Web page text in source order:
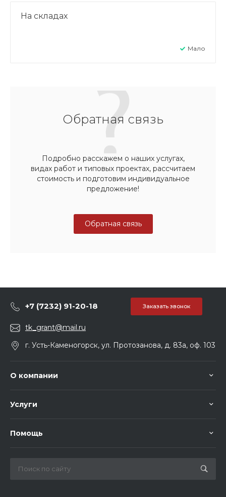
На складах
Мало
Обратная связь
Подробно расскажем о наших услугах,
видах работ и типовых проектах, рассчитаем
стоимость и подготовим индивидуальное
предложение!
Обратная связь
+7 (7232) 91-20-18 Заказать звонок
tk_grant@mail.ru
г. Усть-Каменогорск, ул. Протозанова, д. 83а, оф. 103
О компании
Услуги
Помощь